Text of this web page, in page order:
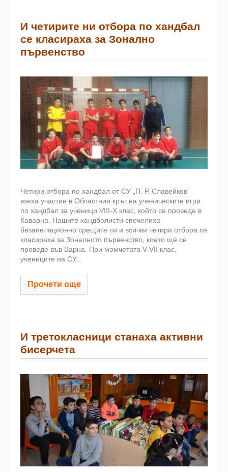
И четирите ни отбора по хандбал
се класираха за Зонално
първенство
Четири отбора по хандбал от СУ „П. Р. Славейков”
взеха участие в Областния кръг на ученическите игри
по хандбал за ученици VIII-X клас, който се проведе в
Каварна. Нашите хандбалисти спечелиха
безапелационно срещите си и всички четири отбора се
класираха за Зоналното първенство, което ще се
проведе във Варна. При момчетата V-VII клас,
учениците на СУ...
Прочети още
И третокласници станаха активни
бисерчета